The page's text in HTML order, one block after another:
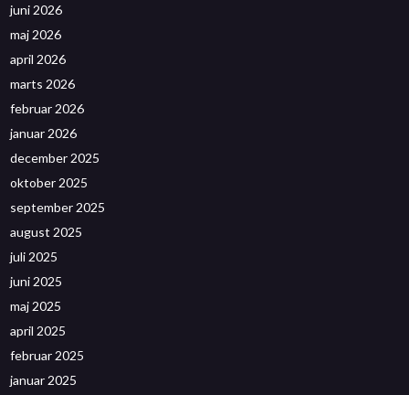
juni 2026
maj 2026
april 2026
marts 2026
februar 2026
januar 2026
december 2025
oktober 2025
september 2025
august 2025
juli 2025
juni 2025
maj 2025
april 2025
februar 2025
januar 2025